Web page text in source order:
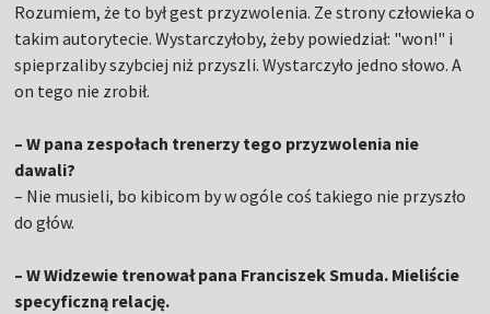
Rozumiem, że to był gest przyzwolenia. Ze strony człowieka o
takim autorytecie. Wystarczyłoby, żeby powiedział: "won!" i
spieprzaliby szybciej niż przyszli. Wystarczyło jedno słowo. A
on tego nie zrobił.
– W pana zespołach trenerzy tego przyzwolenia nie
dawali?
– Nie musieli, bo kibicom by w ogóle coś takiego nie przyszło
do głów.
– W Widzewie trenował pana Franciszek Smuda. Mieliście
specyficzną relację.